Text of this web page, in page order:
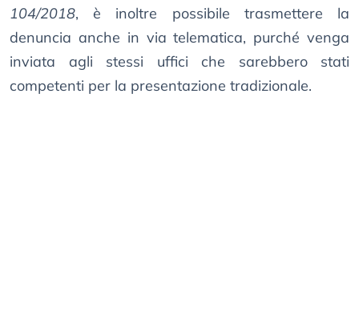
104/2018, è inoltre possibile trasmettere la
denuncia anche in via telematica, purché venga
inviata agli stessi uffici che sarebbero stati
competenti per la presentazione tradizionale.